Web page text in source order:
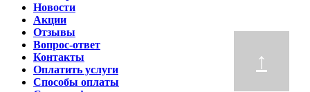
Новости
Акции
Отзывы
Вопрос-ответ
Контакты
Оплатить услуги
Способы оплаты
↑